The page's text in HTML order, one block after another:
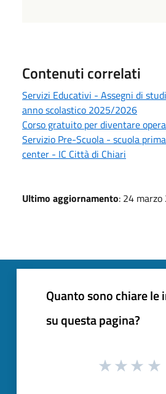
Contenuti correlati
Servizi Educativi - Assegni di
anno scolastico 2025/2026
Corso gratuito per diventare
Servizio Pre-Scuola - scuola
center - IC Città di Chiari
Ultimo aggiornamento: 24
Quanto sono chiare
su questa pagina?